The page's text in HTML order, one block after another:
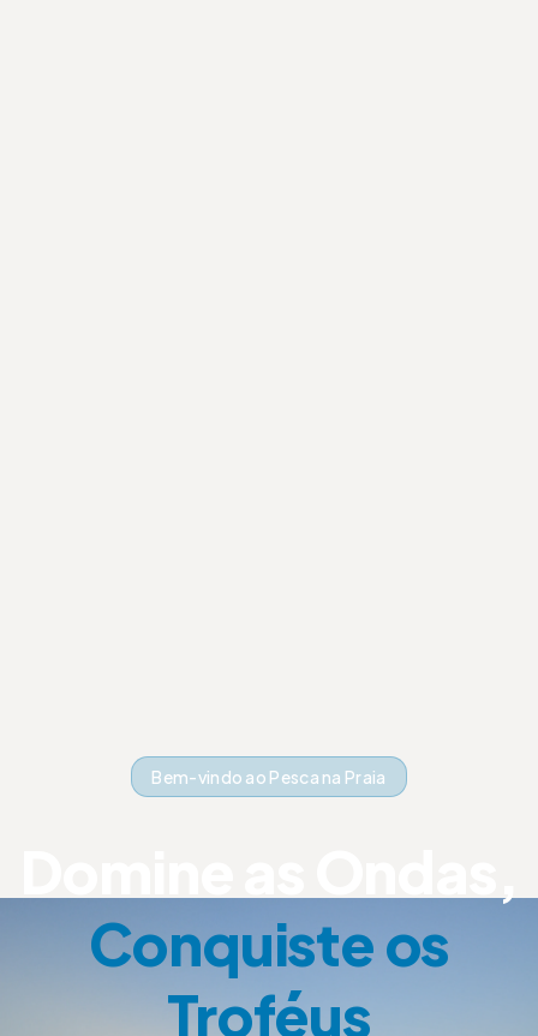
Bem-vindo ao Pesca na Praia
Conquiste os
Troféus